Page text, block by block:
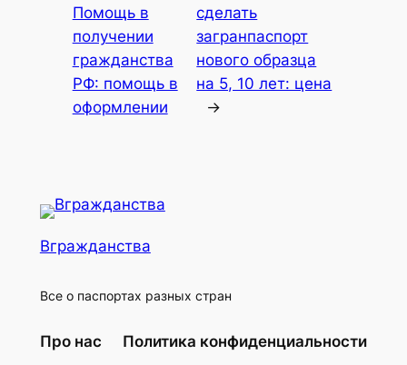
Помощь в
получении
гражданства
РФ: помощь в
оформлении
сделать
загранпаспорт
нового образца
на 5, 10 лет: цена
→
Вгражданства
Все о паспортах разных стран
Про нас Политика конфиденциальности